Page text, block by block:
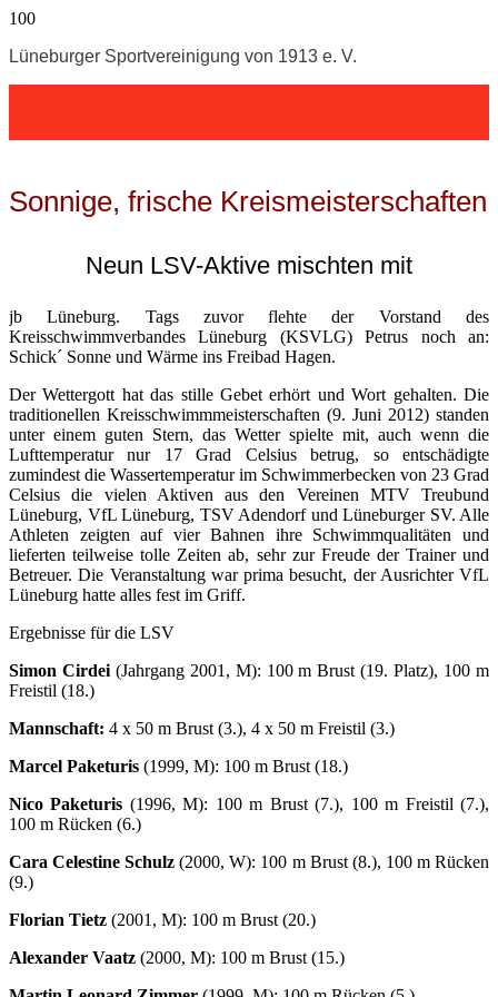
Lüneburger Sportvereinigung von 1913 e. V.
Sonnige, frische Kreismeisterschaften
Neun LSV-Aktive mischten mit
jb Lüneburg. Tags zuvor flehte der Vorstand des
Kreisschwimmverbandes Lüneburg (KSVLG) Petrus noch an:
Schick´ Sonne und Wärme ins Freibad Hagen.
Der Wettergott hat das stille Gebet erhört und Wort gehalten. Die
traditionellen Kreisschwimmmeisterschaften (9. Juni 2012) standen
unter einem guten Stern, das Wetter spielte mit, auch wenn die
Lufttemperatur nur 17 Grad Celsius betrug, so entschädigte
zumindest die Wassertemperatur im Schwimmerbecken von 23 Grad
Celsius die vielen Aktiven aus den Vereinen MTV Treubund
Lüneburg, VfL Lüneburg, TSV Adendorf und Lüneburger SV. Alle
Athleten zeigten auf vier Bahnen ihre Schwimmqualitäten und
lieferten teilweise tolle Zeiten ab, sehr zur Freude der Trainer und
Betreuer. Die Veranstaltung war prima besucht, der Ausrichter VfL
Lüneburg hatte alles fest im Griff.
Ergebnisse für die LSV
Simon Cirdei(Jahrgang 2001, M): 100 m Brust (19. Platz), 100 m
Freistil (18.)
Mannschaft: 4 x 50 m Brust (3.), 4 x 50 m Freistil (3.)
Marcel Paketuris (1999, M): 100 m Brust (18.)
Nico Paketuris (1996, M): 100 m Brust (7.), 100 m Freistil (7.),
100 m Rücken (6.)
Cara Celestine Schulz (2000, W): 100 m Brust (8.), 100 m Rücken
(9.)
Florian Tietz (2001, M): 100 m Brust (20.)
Alexander Vaatz (2000, M): 100 m Brust (15.)